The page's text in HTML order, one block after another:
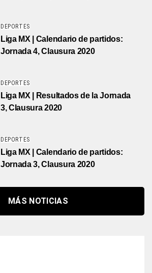
DEPORTES
Liga MX | Calendario de partidos:
Jornada 4, Clausura 2020
DEPORTES
Liga MX | Resultados de la Jornada
3, Clausura 2020
DEPORTES
Liga MX | Calendario de partidos:
Jornada 3, Clausura 2020
MÁS NOTICIAS